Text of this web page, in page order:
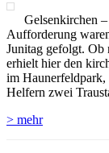
Gelsenkirchen
Aufforderung
Junitag gefolgt. Ob
erhielt hier den
im
Helfern zwei
> mehr